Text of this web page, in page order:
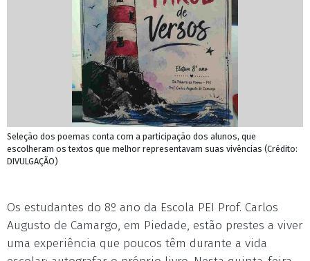
Seleção dos poemas conta com a participação dos alunos, que
escolheram os textos que melhor representavam suas vivências (Crédito:
DIVULGAÇÃO)
Os estudantes do 8º ano da Escola PEI Prof. Carlos
Augusto de Camargo, em Piedade, estão prestes a viver
uma experiência que poucos têm durante a vida